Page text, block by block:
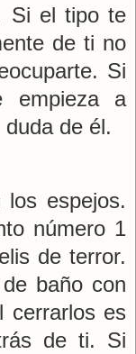
Si el tipo te
de ti no
Si
empieza a
de él.
espejos.
número 1
de terror.
baño con
cerrarlos es
de ti. Si